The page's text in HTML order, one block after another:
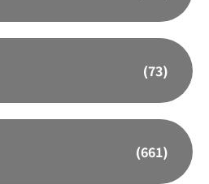
(73)
(661)